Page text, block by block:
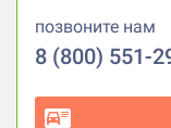
позвоните нам
8 (800) 551-